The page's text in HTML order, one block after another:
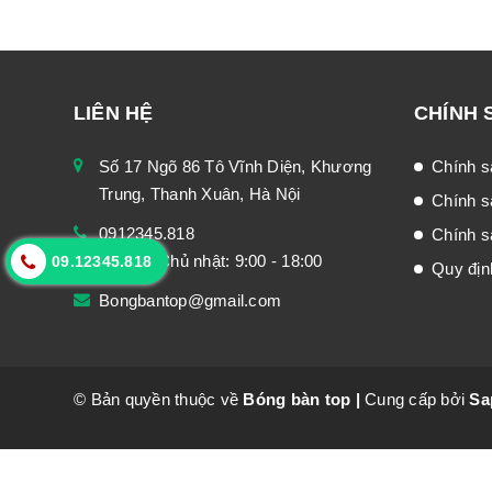
LIÊN HỆ
Số 17 Ngõ 86 Tô Vĩnh Diện, Khương
Trung, Thanh Xuân, Hà Nội
0912345.818
Thứ 2 - Chủ nhật: 9:00 - 18:00
Bongbantop@gmail.com
CHÍNH
Chính
Chính
Chính
Quy
© Bản quyền thuộc về Bóng bàn top | Cung cấp bởi
09.12345.818